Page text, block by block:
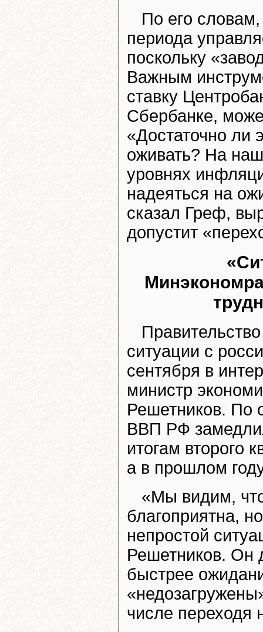
По его
периода
поскольку
Важным
ставку
Сбербанке,
«Достаточно ли
оживать? На
уровнях
надеяться на
сказал Греф,
допустит
ситуации с
сентября в
министр
Решетников. По
ВВП РФ
итогам второго
а в прошлом
«Мы видим,
благоприятна,
непростой
Решетников. Он
быстрее
числе переходя